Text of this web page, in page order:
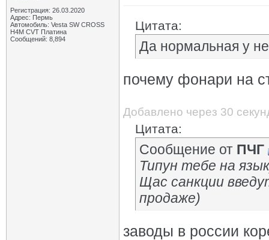
Регистрация: 26.03.2020
Адрес: Пермь
Автомобиль: Vesta SW CROSS
H4M CVT Платина
Сообщений: 8,894
Цитата:
Да нормальная у
почему фонари на
Добавлено через 30
Цитата:
Сообщение от ПЧГ
Типун тебе на
Щас санкции
продаже)
заводы в россии